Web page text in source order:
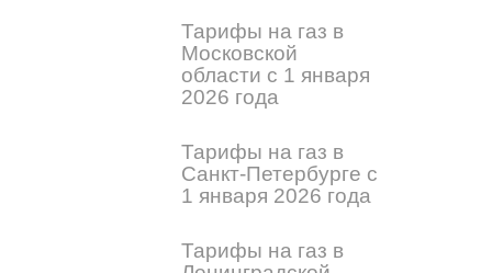
Тарифы на газ в
Московской
области с 1 января
2026 года
Тарифы на газ в
Санкт-Петербурге с
1 января 2026 года
Тарифы на газ в